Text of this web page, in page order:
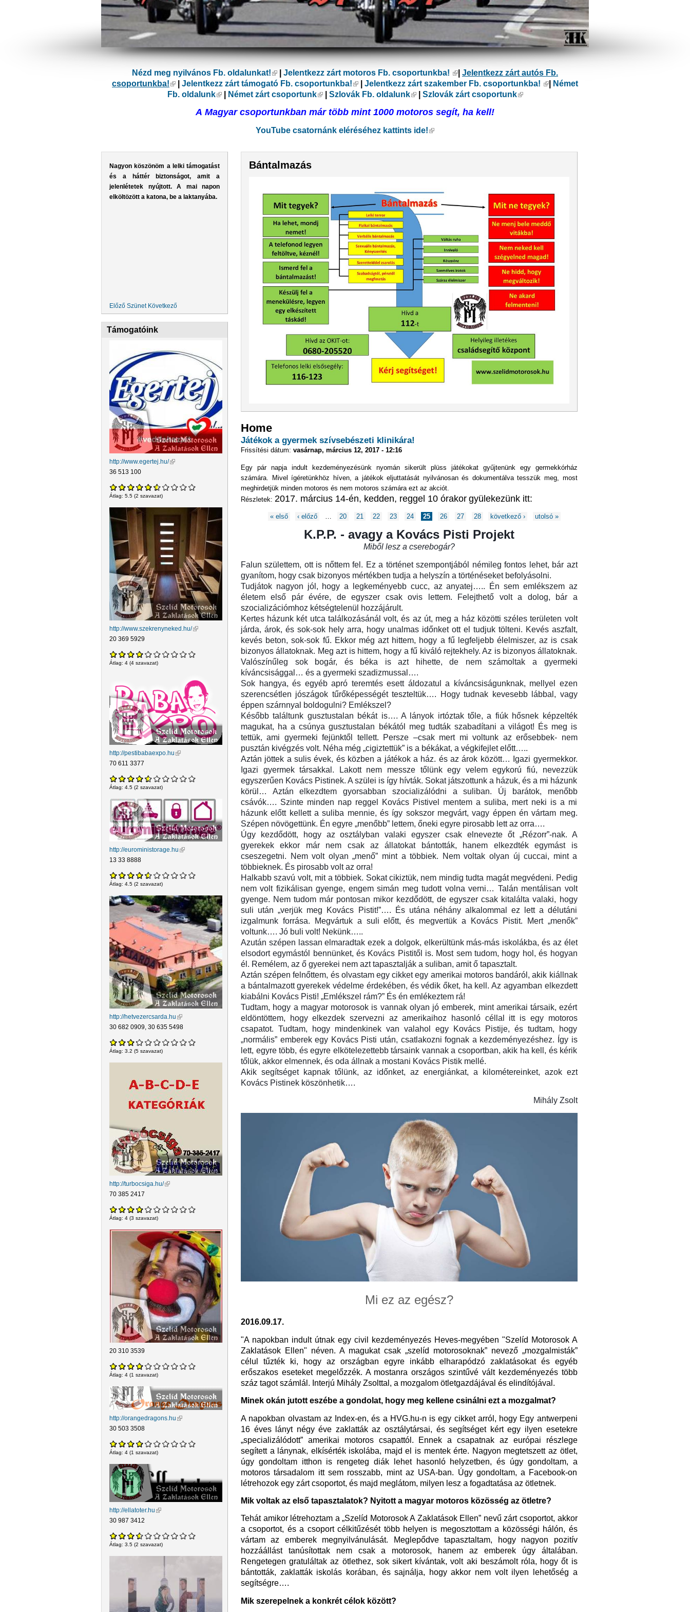
Nézd meg nyilvános Fb. oldalunkat!(külső hivatkozás)
Jelentkezz zárt motoros Fb. csoportunkba! (külső hivatkozás)
Jelentkezz zárt autós Fb.
csoportunkba!(külső hivatkozás)
Jelentkezz zárt támogató Fb. csoportunkba!(külső hivatkozás)
Jelentkezz zárt szakember Fb. csoportunkba! (külső hivatkozás)
Német
Fb. oldalunk(külső hivatkozás)
Német zárt csoportunk(külső hivatkozás)
Szlovák Fb. oldalunk(külső hivatkozás)
Szlovák zárt csoportunk(külső hivatkozás)
A Magyar csoportunkban már több mint 1000 motoros segít, ha kell!
YouTube csatornánk eléréséhez kattints ide!(külső hivatkozás)
Nagyon köszönöm a lelki támogatást
és a háttér biztonságot, amit a
jelenlétetek nyújtott. A mai napon
elköltözött a katona, be a laktanyába.
Előző Szünet Következő
Támogatóink
http://www.egertej.hu/(külső hivatkozás)
36 513 100
Átlag: 5.5 (2 szavazat)
http://www.szekrenyneked.hu/(külső hivatkozás)
20 369 5929
Átlag: 4 (4 szavazat)
http://pestibabaexpo.hu (külső hivatkozás)
70 611 3377
Átlag: 4.5 (2 szavazat)
http://euroministorage.hu (külső hivatkozás)
13 33 8888
Átlag: 4.5 (2 szavazat)
http://hetvezercsarda.hu (külső hivatkozás)
30 682 0909, 30 635 5498
Átlag: 3.2 (5 szavazat)
http://turbocsiga.hu/(külső hivatkozás)
70 385 2417
Átlag: 4 (3 szavazat)
20 310 3539
Átlag: 4 (1 szavazat)
http://orangedragons.hu (külső hivatkozás)
30 503 3508
Átlag: 4 (1 szavazat)
http://ellatoter.hu (külső hivatkozás)
30 987 3412
Átlag: 3.5 (2 szavazat)
Bántalmazás
Home
Játékok a gyermek szívsebészeti klinikára!
Frissítési dátum: vasárnap, március 12, 2017 - 12:16
Egy pár napja indult kezdeményezésünk nyomán sikerült plüss játékokat gyűjtenünk egy germekkórház
számára. Mivel ígéretünkhöz híven, a játékok eljuttatását nyilvánosan és dokumentálva tesszük meg, most
meghirdetjük minden motoros és nem motoros számára ezt az akciót.
Részletek: 2017. március 14-én, kedden, reggel 10 órakor gyülekezünk itt:
Oldalak« első ‹ előző … 20 21 22 23 24 25 26 27 28 következő › utolsó »
K.P.P. - avagy a Kovács Pisti Projekt
Miből lesz a cserebogár?
Falun születtem, ott is nőttem fel. Ez a történet szempontjából némileg fontos lehet, bár azt
gyanítom, hogy csak bizonyos mértékben tudja a helyszín a történéseket befolyásolni.
Tudjátok nagyon jól, hogy a legkeményebb cucc, az anyatej….. Én sem emlékszem az
életem első pár évére, de egyszer csak ovis lettem. Felejthető volt a dolog, bár a
szocializációmhoz kétségtelenül hozzájárult.
Kertes házunk két utca találkozásánál volt, és az út, meg a ház közötti széles területen volt
járda, árok, és sok-sok hely arra, hogy unalmas időnket ott el tudjuk tölteni. Kevés aszfalt,
kevés beton, sok-sok fű. Ekkor még azt hittem, hogy a fű legfeljebb élelmiszer, az is csak
bizonyos állatoknak. Meg azt is hittem, hogy a fű kiváló rejtekhely. Az is bizonyos állatoknak.
Valószínűleg sok bogár, és béka is azt hihette, de nem számoltak a gyermeki
kíváncsisággal… és a gyermeki szadizmussal….
Sok hangya, és egyéb apró teremtés esett áldozatul a kíváncsiságunknak, mellyel ezen
szerencsétlen jószágok tűrőképességét teszteltük…. Hogy tudnak kevesebb lábbal, vagy
éppen szárnnyal boldogulni? Emlékszel?
Később találtunk gusztustalan békát is…. A lányok irtóztak tőle, a fiúk hősnek képzelték
magukat, ha a csúnya gusztustalan békától meg tudták szabadítani a világot! És meg is
tettük, ami gyermeki fejünktől tellett. Persze –csak mert mi voltunk az erősebbek- nem
pusztán kivégzés volt. Néha még „cigiztettük” is a békákat, a végkifejlet előtt…..
Aztán jöttek a sulis évek, és közben a játékok a ház. és az árok között… Igazi gyermekkor.
Igazi gyermek társakkal. Lakott nem messze tőlünk egy velem egykorú fiú, nevezzük
egyszerűen Kovács Pistinek. A szülei is így hívták. Sokat játszottunk a házuk, és a mi házunk
körül… Aztán elkezdtem gyorsabban szocializálódni a suliban. Új barátok, menőbb
csávók…. Szinte minden nap reggel Kovács Pistivel mentem a suliba, mert neki is a mi
házunk előtt kellett a suliba mennie, és így sokszor megvárt, vagy éppen én vártam meg.
Szépen növögettünk. Én egyre „menőbb” lettem, őneki egyre pirosabb lett az orra….
Úgy kezdődött, hogy az osztályban valaki egyszer csak elnevezte őt „Rézorr”-nak. A
gyerekek ekkor már nem csak az állatokat bántották, hanem elkezdték egymást is
cseszegetni. Nem volt olyan „menő” mint a többiek. Nem voltak olyan új cuccai, mint a
többieknek. És pirosabb volt az orra!
Halkabb szavú volt, mit a többiek. Sokat cikiztük, nem mindig tudta magát megvédeni. Pedig
nem volt fizikálisan gyenge, engem simán meg tudott volna verni… Talán mentálisan volt
gyenge. Nem tudom már pontosan mikor kezdődött, de egyszer csak kitalálta valaki, hogy
suli után „verjük meg Kovács Pistit!”…. És utána néhány alkalommal ez lett a délutáni
izgalmunk forrása. Megvártuk a suli előtt, és megvertük a Kovács Pistit. Mert „menők”
voltunk…. Jó buli volt! Nekünk…..
Azután szépen lassan elmaradtak ezek a dolgok, elkerültünk más-más iskolákba, és az élet
elsodort egymástól bennünket, és Kovács Pistitől is. Most sem tudom, hogy hol, és hogyan
él. Remélem, az ő gyerekei nem azt tapasztalják a suliban, amit ő tapasztalt.
Aztán szépen felnőttem, és olvastam egy cikket egy amerikai motoros bandáról, akik kiállnak
a bántalmazott gyerekek védelme érdekében, és védik őket, ha kell. Az agyamban elkezdett
kiabálni Kovács Pisti! „Emlékszel rám?” És én emlékeztem rá!
Tudtam, hogy a magyar motorosok is vannak olyan jó emberek, mint amerikai társaik, ezért
eldöntöttem, hogy elkezdek szervezni az amerikaihoz hasonló céllal itt is egy motoros
csapatot. Tudtam, hogy mindenkinek van valahol egy Kovács Pistije, és tudtam, hogy
„normális” emberek egy Kovács Pisti után, csatlakozni fognak a kezdeményezéshez. Így is
lett, egyre több, és egyre elkötelezettebb társaink vannak a csoportban, akik ha kell, és kérik
tőlük, akkor elmennek, és oda állnak a mostani Kovács Pistik mellé.
Akik segítséget kapnak tőlünk, az időnket, az energiánkat, a kilométereinket, azok ezt
Kovács Pistinek köszönhetik….
Mihály Zsolt
Mi ez az egész?
2016.09.17.
"A napokban indult útnak egy civil kezdeményezés Heves-megyében "Szelíd Motorosok A
Zaklatások Ellen" néven. A magukat csak „szelíd motorosoknak” nevező „mozgalmisták”
célul tűzték ki, hogy az országban egyre inkább elharapódzó zaklatásokat és egyéb
erőszakos eseteket megelőzzék. A mostanra országos szintűvé vált kezdeményezés több
száz tagot számlál. Interjú Mihály Zsolttal, a mozgalom ötletgazdájával és elindítójával.
Minek okán jutott eszébe a gondolat, hogy meg kellene csinálni ezt a mozgalmat?
A napokban olvastam az Index-en, és a HVG.hu-n is egy cikket arról, hogy Egy antwerpeni
16 éves lányt négy éve zaklatták az osztálytársai, és segítséget kért egy ilyen esetekre
„specializálódott” amerikai motoros csapattól. Ennek a csapatnak az európai részlege
segített a lánynak, elkísérték iskolába, majd el is mentek érte. Nagyon megtetszett az ötlet,
úgy gondoltam itthon is rengeteg diák lehet hasonló helyzetben, és úgy gondoltam, a
motoros társadalom itt sem rosszabb, mint az USA-ban. Úgy gondoltam, a Facebook-on
létrehozok egy zárt csoportot, és majd meglátom, milyen lesz a fogadtatása az ötletnek.
Mik voltak az első tapasztalatok? Nyitott a magyar motoros közösség az ötletre?
Tehát amikor létrehoztam a „Szelíd Motorosok A Zaklatások Ellen” nevű zárt csoportot, akkor
a csoportot, és a csoport célkitűzését több helyen is megosztottam a közösségi hálón, és
vártam az emberek megnyilvánulását. Meglepődve tapasztaltam, hogy nagyon pozitív
hozzáállást tanúsítottak nem csak a motorosok, hanem az emberek úgy általában.
Rengetegen gratuláltak az ötlethez, sok sikert kívántak, volt aki beszámolt róla, hogy őt is
bántották, zaklatták iskolás korában, és sajnálja, hogy akkor nem volt ilyen lehetőség a
segítségre….
Mik szerepelnek a konkrét célok között?